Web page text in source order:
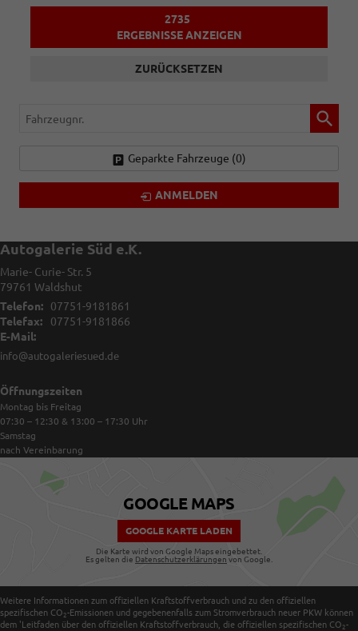
2735
ERGEBNISSE ANZEIGEN
ZURÜCKSETZEN
Fahrzeugnr.
Geparkte Fahrzeuge (0)
ANMELDEN
Autogalerie Süd e.K.
Marie- Curie- Str. 5
79761 Waldshut
Telefon:
07751-9181861
Telefax:
07751-9181866
E-Mail:
info@autogaleriesued.de
Öffnungszeiten
Montag bis Freitag
07:30 – 12:30 & 13:00 – 17:30 Uhr
Samstag
nach Vereinbarung
GOOGLE MAPS
GOOGLE KARTE LADEN
Die Karte wird von Google Maps eingebettet.
Es gelten die Datenschutzerklärungen von Google.
Weitere Informationen zum offiziellen Kraftstoffverbrauch und zu den offiziellen
spezifischen CO 2-Emissionen und gegebenenfalls zum Stromverbrauch neuer PKW können
dem 'Leitfaden über den offiziellen Kraftstoffverbrauch, die offiziellen spezifischen CO 2-